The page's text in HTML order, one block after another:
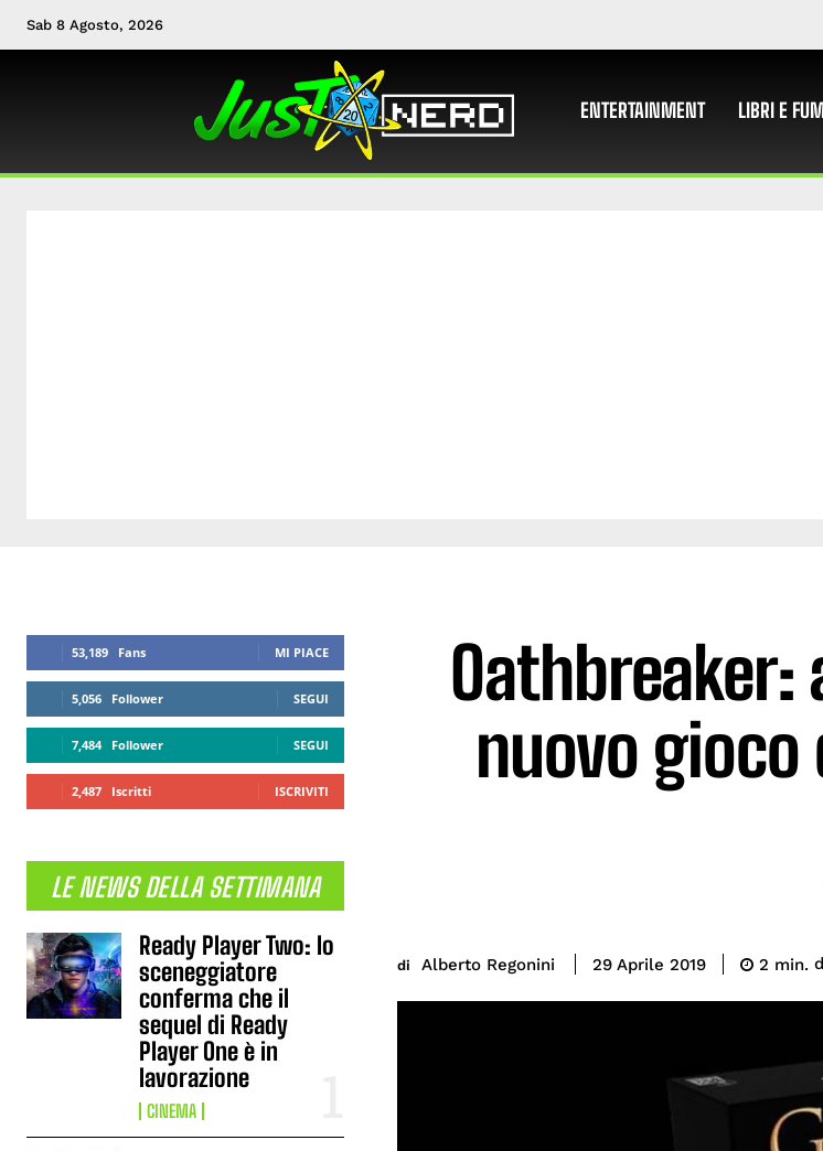
Sab 8 Agosto, 2026
ENTERTAINMENT LIBRI E
53,189 Fans MI PIACE
5,056 Follower SEGUI
7,484 Follower SEGUI
2,487 Iscritti ISCRIVITI
LE NEWS DELLA SETTIMANA
Ready Player Two: lo
sceneggiatore
conferma che il
sequel di Ready
Player One è in
lavorazione
CINEMA
nuovo gioco
di Alberto Regonini 29 Aprile 2019 2 min.